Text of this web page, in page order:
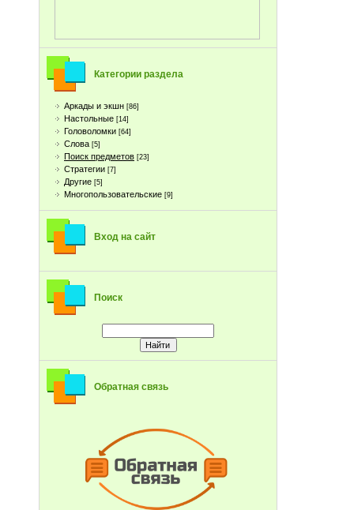
Категории раздела
Аркады и экшн [86]
Настольные [14]
Головоломки [64]
Слова [5]
Поиск предметов [23]
Стратегии [7]
Другие [5]
Многопользовательские [9]
Вход на сайт
Поиск
Обратная связь